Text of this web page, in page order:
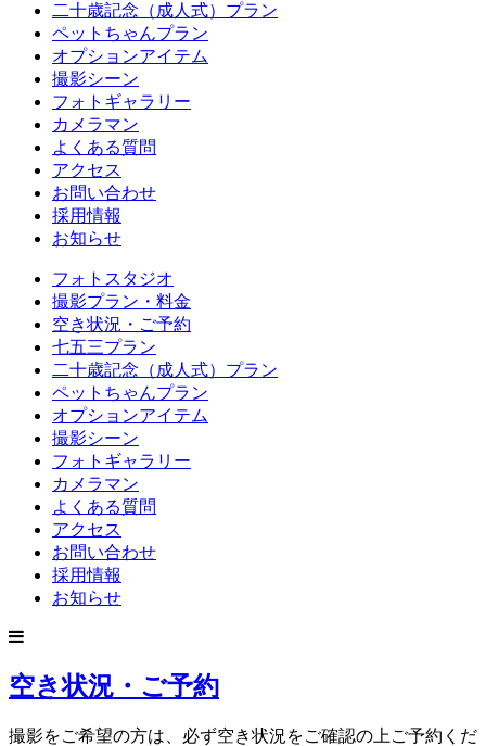
二十歳記念（成人式）プラン
ペットちゃんプラン
オプションアイテム
撮影シーン
フォトギャラリー
カメラマン
よくある質問
アクセス
お問い合わせ
採用情報
お知らせ
フォトスタジオ
撮影プラン・料金
空き状況・ご予約
七五三プラン
二十歳記念（成人式）プラン
ペットちゃんプラン
オプションアイテム
撮影シーン
フォトギャラリー
カメラマン
よくある質問
アクセス
お問い合わせ
採用情報
お知らせ
空き状況・ご予約
撮影をご希望の方は、必ず空き状況をご確認の上ご予約くだ